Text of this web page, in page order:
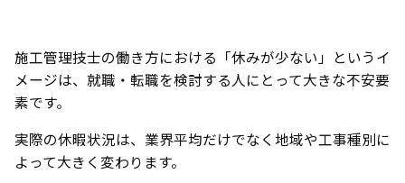
施工管理技士の働き方における「休みが少ない」というイ
メージは、就職・転職を検討する人にとって大きな不安要
素です。
実際の休暇状況は、業界平均だけでなく地域や工事種別に
よって大きく変わります。